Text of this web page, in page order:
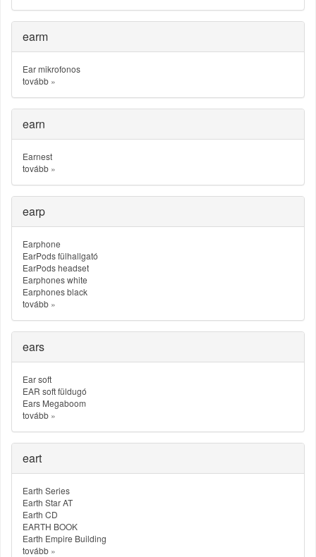
earm
Ear mikrofonos
tovább »
earn
Earnest
tovább »
earp
Earphone
EarPods fülhallgató
EarPods headset
Earphones white
Earphones black
tovább »
ears
Ear soft
EAR soft füldugó
Ears Megaboom
tovább »
eart
Earth Series
Earth Star AT
Earth CD
EARTH BOOK
Earth Empire Building
tovább »